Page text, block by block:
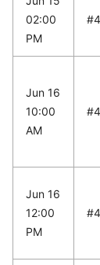
02:00
PM
Jun 16
10:00
AM
Jun 16
12:00
PM